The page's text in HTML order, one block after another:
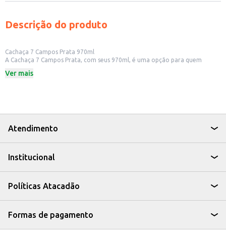
Descrição do produto
Cachaça 7 Campos Prata 970ml
A Cachaça 7 Campos Prata, com seus 970ml, é uma opção para quem
cachaça para consumo em casa ou para oferecer em momentos de
Uma boa escolha para presentear amigos e familiares.
Indicada para estabelecimentos comerciais como bares e restaurantes.
A Cachaça 7 Campos Prata é uma bebida que pode agregar valor ao seu
Ver mais
Atendimento
Institucional
Políticas Atacadão
Formas de pagamento